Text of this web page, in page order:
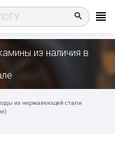
search
из наличия в
из нержавеющей стали